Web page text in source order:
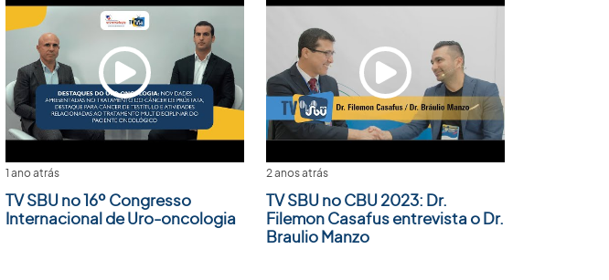
1 ano atrás
TV SBU no 16º Congresso
Internacional de Uro-oncologia
2 anos atrás
TV SBU no CBU 2023: Dr.
Filemon Casafus entrevista o Dr.
Braulio Manzo